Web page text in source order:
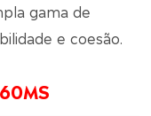
gama de
e coesão.